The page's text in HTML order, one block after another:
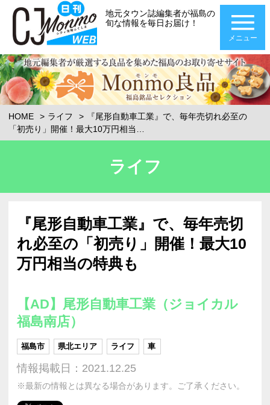
地元タウン誌編集者が福島の
旬な情報を毎日お届け！
メニュー
HOME ライフ
『尾形自動車工業』で、毎年売切れ必至の
「初売り」開催！最大10万円相当…
ライフ
『尾形自動車工業』で、毎年売切
れ必至の「初売り」開催！最大10
万円相当の特典も
【AD】尾形自動車工業（ジョイカル
福島南店）
福島市 県北エリア ライフ 車
情報掲載日：2021.12.25
※最新の情報とは異なる場合があります。ご了承ください。